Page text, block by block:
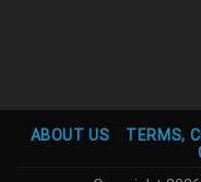
ABOUT US
TERMS,